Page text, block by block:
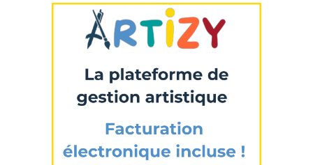
J'accepte lestermes et conditions
* Champ obligatoire
Statut / Organisation
J'accepte les termes et conditions